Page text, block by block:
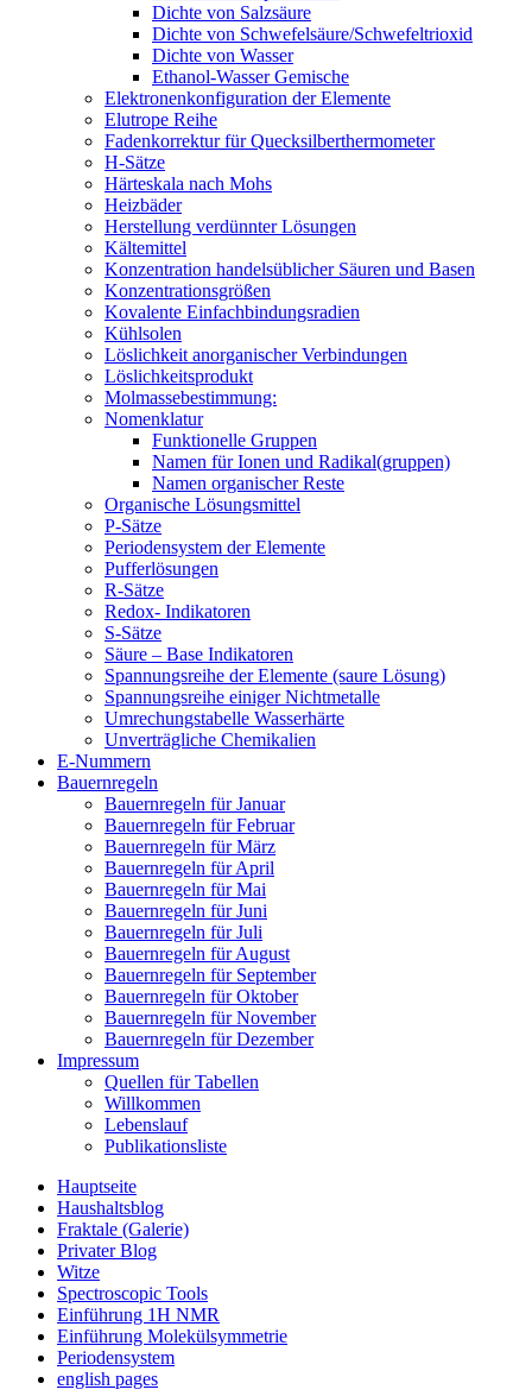
Dichte von Salzsäure
Dichte von Schwefelsäure/Schwefeltrioxid
Dichte von Wasser
Ethanol-Wasser Gemische
Elektronenkonfiguration der Elemente
Elutrope Reihe
Fadenkorrektur für Quecksilberthermometer
H-Sätze
Härteskala nach Mohs
Heizbäder
Herstellung verdünnter Lösungen
Kältemittel
Konzentration handelsüblicher Säuren und Basen
Konzentrationsgrößen
Kovalente Einfachbindungsradien
Kühlsolen
Löslichkeit anorganischer Verbindungen
Löslichkeitsprodukt
Molmassebestimmung:
Nomenklatur
Funktionelle Gruppen
Namen für Ionen und Radikal(gruppen)
Namen organischer Reste
Organische Lösungsmittel
P-Sätze
Periodensystem der Elemente
Pufferlösungen
R-Sätze
Redox- Indikatoren
S-Sätze
Säure – Base Indikatoren
Spannungsreihe der Elemente (saure Lösung)
Spannungsreihe einiger Nichtmetalle
Umrechungstabelle Wasserhärte
Unverträgliche Chemikalien
E-Nummern
Bauernregeln
Bauernregeln für Januar
Bauernregeln für Februar
Bauernregeln für März
Bauernregeln für April
Bauernregeln für Mai
Bauernregeln für Juni
Bauernregeln für Juli
Bauernregeln für August
Bauernregeln für September
Bauernregeln für Oktober
Bauernregeln für November
Bauernregeln für Dezember
Impressum
Quellen für Tabellen
Willkommen
Lebenslauf
Publikationsliste
Hauptseite
Haushaltsblog
Fraktale (Galerie)
Privater Blog
Witze
Spectroscopic Tools
Einführung 1H NMR
Einführung Molekülsymmetrie
Periodensystem
english pages